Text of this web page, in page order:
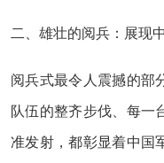
二、雄壮的阅兵：展现
阅兵式最令人震撼的部
队伍的整齐步伐、每一
准发射，都彰显着中国